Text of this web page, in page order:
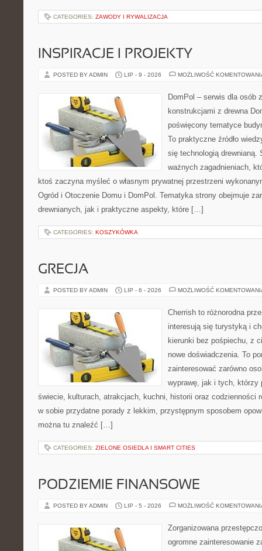
CATEGORIES: ZAWODY I RYWALIZACJA
INSPIRACJE I PROJEKTY
POSTED BY ADMIN LIP - 9 - 2026 MOŻLIWOŚĆ
DomPol – serwis dla osób
konstrukcjami z drewna
poświęcony tematyce
To praktyczne źródło
się technologią drewnianą.
ważnych zagadnieniach,
ktoś zaczyna myśleć o własnym prywatnej przestrzeni
Ogród i Otoczenie Domu i DomPol. Tematyka strony obejmuje
drewnianych, jak i praktyczne aspekty, które […]
CATEGORIES: KOSZYKÓWKA
GRECJA
POSTED BY ADMIN LIP - 6 - 2026 MOŻLIWOŚĆ
Cherrish to różnorodna
interesują się turystyką i
kierunki bez pośpiechu, z
nowe doświadczenia. To
zainteresować zarówno
wyprawę, jak i tych, którzy
świecie, kulturach, atrakcjach, kuchni, historii oraz codzienności
w sobie przydatne porady z lekkim, przystępnym sposobem
można tu znaleźć […]
CATEGORIES: ZIELONE OSIEDLA I SMART CITIES
PODZIEMIE FINANSOWE
POSTED BY ADMIN LIP - 5 - 2026 MOŻLIWOŚĆ
Zorganizowana
ogromne zainteresowanie